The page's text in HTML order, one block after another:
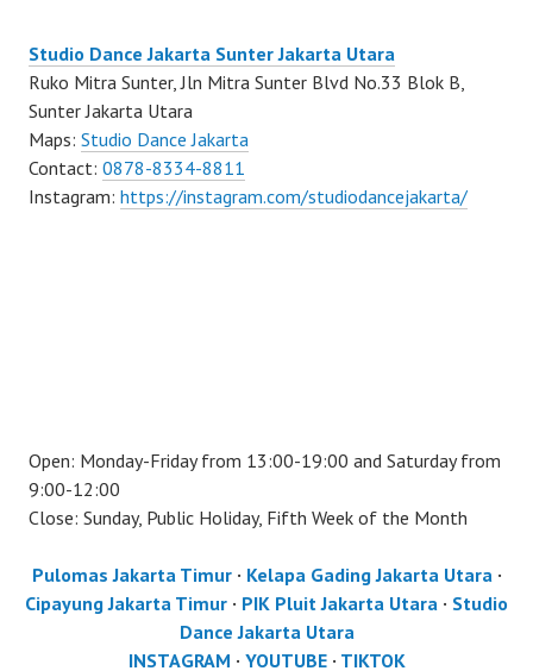
Studio Dance Jakarta Sunter Jakarta Utara
Ruko Mitra Sunter, Jln Mitra Sunter Blvd No.33 Blok B,
Sunter Jakarta Utara
Maps: Studio Dance Jakarta
Contact: 0878-8334-8811
Instagram: https://instagram.com/studiodancejakarta/
Open: Monday-Friday from 13:00-19:00 and Saturday from
9:00-12:00
Close: Sunday, Public Holiday, Fifth Week of the Month
Pulomas Jakarta Timur· Kelapa Gading Jakarta Utara·
Cipayung Jakarta Timur · PIK Pluit Jakarta Utara · Studio
Dance Jakarta Utara
INSTAGRAM · YOUTUBE· TIKTOK